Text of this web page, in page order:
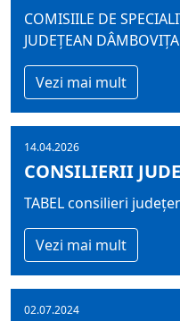
COMISIILE DE
JUDEȚEAN
Vezi mai mult
14.04.2026
CONSILIERII
TABEL consilieri
Vezi mai mult
02.07.2024